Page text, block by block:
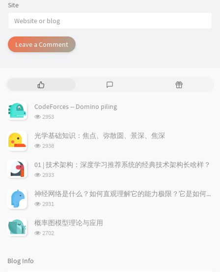
Site
Leave a Comment
P
p
u
a
r
r
t
c
l
s
e
t
m
n
R
t
l
CodeForces -- Domino piling
浏
次
数:
2953
光学基础知识：焦点、弥散圆、景深、焦深
浏
次
数:
2938
01 | 技术架构：深度学习推荐系统的经典技术架构长啥样？
浏
次
数:
2933
神经网络是什么？如何直观理解它的能力极限？它是如何无限逼近真理？
浏
次
数:
2931
概率图模型理论与应用
浏
2702
Blog Info